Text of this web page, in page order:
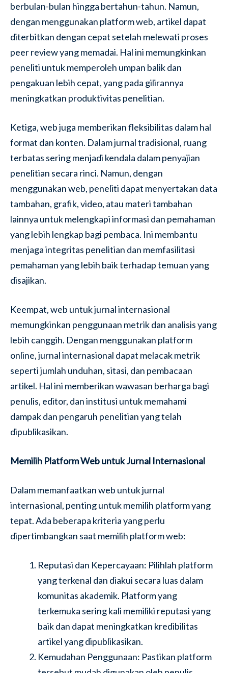
berbulan-bulan hingga bertahun-tahun. Namun,
dengan menggunakan platform web, artikel dapat
diterbitkan dengan cepat setelah melewati proses
peer review yang memadai. Hal ini memungkinkan
peneliti untuk memperoleh umpan balik dan
pengakuan lebih cepat, yang pada gilirannya
meningkatkan produktivitas penelitian.
Ketiga, web juga memberikan fleksibilitas dalam hal
format dan konten. Dalam jurnal tradisional, ruang
terbatas sering menjadi kendala dalam penyajian
penelitian secara rinci. Namun, dengan
menggunakan web, peneliti dapat menyertakan data
tambahan, grafik, video, atau materi tambahan
lainnya untuk melengkapi informasi dan pemahaman
yang lebih lengkap bagi pembaca. Ini membantu
menjaga integritas penelitian dan memfasilitasi
pemahaman yang lebih baik terhadap temuan yang
disajikan.
Keempat, web untuk jurnal internasional
memungkinkan penggunaan metrik dan analisis yang
lebih canggih. Dengan menggunakan platform
online, jurnal internasional dapat melacak metrik
seperti jumlah unduhan, sitasi, dan pembacaan
artikel. Hal ini memberikan wawasan berharga bagi
penulis, editor, dan institusi untuk memahami
dampak dan pengaruh penelitian yang telah
dipublikasikan.
Memilih Platform Web untuk Jurnal Internasional
Dalam memanfaatkan web untuk jurnal
internasional, penting untuk memilih platform yang
tepat. Ada beberapa kriteria yang perlu
dipertimbangkan saat memilih platform web:
Reputasi dan Kepercayaan: Pilihlah platform
yang terkenal dan diakui secara luas dalam
komunitas akademik. Platform yang
terkemuka sering kali memiliki reputasi yang
baik dan dapat meningkatkan kredibilitas
artikel yang dipublikasikan.
Kemudahan Penggunaan: Pastikan platform